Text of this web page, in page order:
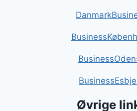
Øvrige